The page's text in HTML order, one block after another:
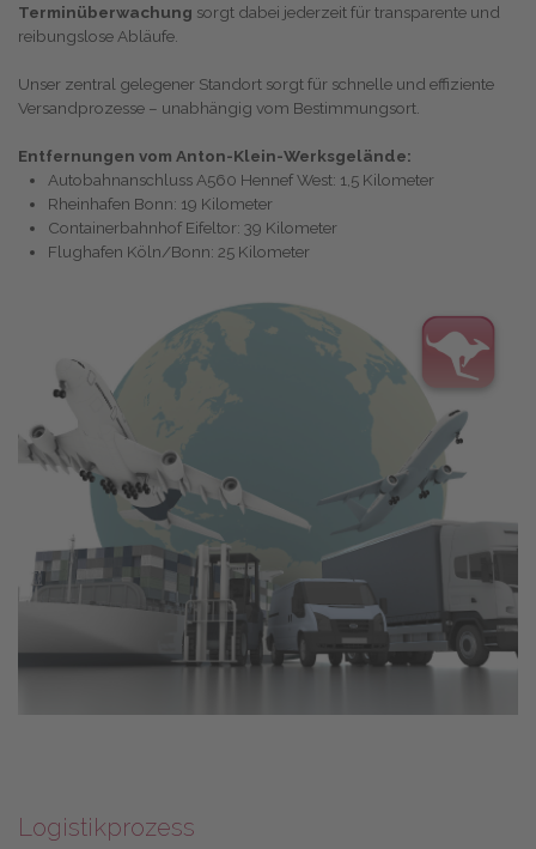
Terminüberwachung sorgt dabei jederzeit für transparente und
reibungslose Abläufe.
Unser zentral gelegener Standort sorgt für schnelle und effiziente
Versandprozesse – unabhängig vom Bestimmungsort.
Entfernungen vom Anton-Klein-Werksgelände:
Autobahnanschluss A560 Hennef West: 1,5 Kilometer
Rheinhafen Bonn: 19 Kilometer
Containerbahnhof Eifeltor: 39 Kilometer
Flughafen Köln/Bonn: 25 Kilometer
Logistikprozess